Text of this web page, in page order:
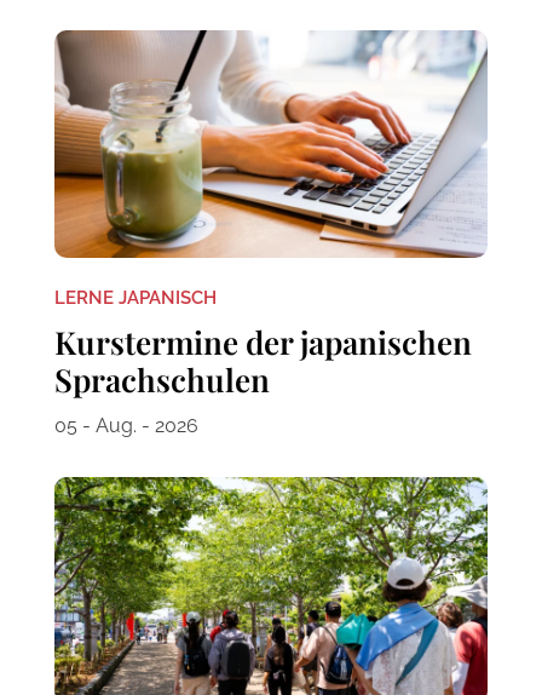
LERNE JAPANISCH
Kurstermine der japanischen
Sprachschulen
05 - Aug. - 2026